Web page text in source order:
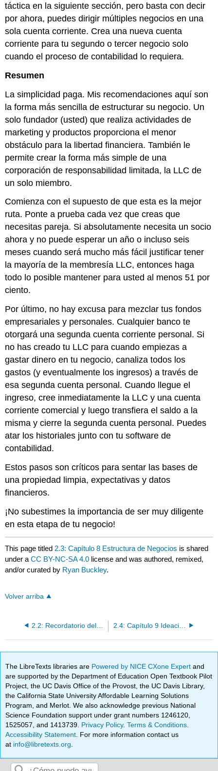
táctica en la siguiente sección, pero basta con decir
por ahora, puedes dirigir múltiples negocios en una
sola cuenta corriente. Crea una nueva cuenta
corriente para tu segundo o tercer negocio solo
cuando el proceso de contabilidad lo requiera.
Resumen
La simplicidad paga. Mis recomendaciones aquí son
la forma más sencilla de estructurar su negocio. Un
solo fundador (usted) que realiza actividades de
marketing y productos proporciona el menor
obstáculo para la libertad financiera. También le
permite crear la forma más simple de una
corporación de responsabilidad limitada, la LLC de
un solo miembro.
Comienza con el supuesto de que esta es la mejor
ruta. Ponte a prueba cada vez que creas que
necesitas pareja. Si absolutamente necesita un socio
ahora y no puede esperar un año o incluso seis
meses cuando será mucho más fácil justificar tener
la mayoría de la membresía LLC, entonces haga
todo lo posible mantener para usted al menos 51 por
ciento.
Por último, no hay excusa para mezclar tus fondos
empresariales y personales. Cualquier banco te
otorgará una segunda cuenta corriente personal. Si
no has creado tu LLC para cuando empiezas a
gastar dinero en tu negocio, canaliza todos los
gastos (y eventualmente los ingresos) a través de
esa segunda cuenta personal. Cuando llegue el
ingreso, cree inmediatamente la LLC y una cuenta
corriente comercial y luego transfiera el saldo a la
misma y cierre la segunda cuenta personal. Puedes
atar los historiales junto con tu software de
contabilidad.
Estos pasos son críticos para sentar las bases de
una propiedad limpia, expectativas y datos
financieros.
¡No subestimes la importancia de ser muy diligente
en esta etapa de tu negocio!
This page titled 2.3: Capítulo 8 Estructura de Negocios is shared
under aCC BY-NC-SA 4.0 license and was authored, remixed,
and/or curated by Ryan Buckley.
Volver arriba
2.2: Recordatorio del Capítulo 7: Solo necesita 100 clientes 2.4: Capítulo 9 Ideación
The LibreTexts libraries are Powered by NICE CXone Expertand
are supported by the Department of Education Open Textbook Pilot
Project, the UC Davis Office of the Provost, the UC Davis Library,
the California State University Affordable Learning Solutions
Program, and Merlot. We also acknowledge previous National
Science Foundation support under grant numbers 1246120,
1525057, and 1413739. Privacy Policy.Terms & Conditions
Accessibility Statement . For more information contact us
at info@libretexts.org